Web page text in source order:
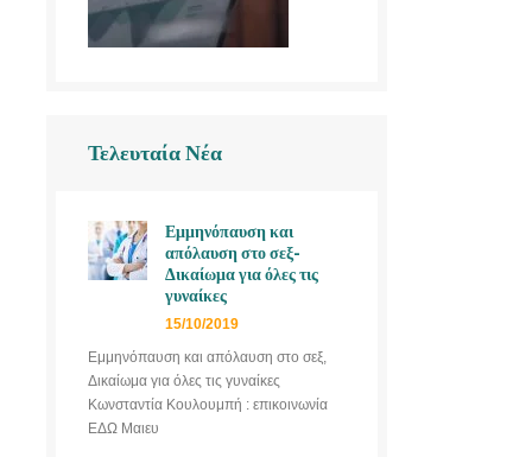
Τελευταία Νέα
Εμμηνόπαυση και
απόλαυση στο σεξ-
Δικαίωμα για όλες τις
γυναίκες
15/10/2019
Εμμηνόπαυση και απόλαυση στο σεξ,
Δικαίωμα για όλες τις γυναίκες
Κωνσταντία Κουλουμπή : επικοινωνία
ΕΔΩ Μαιευ